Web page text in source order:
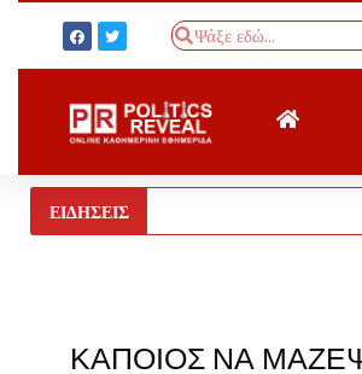
ΕΙΔΗΣΕΙΣ
ΚΑΠΟΙΟΣ ΝΑ